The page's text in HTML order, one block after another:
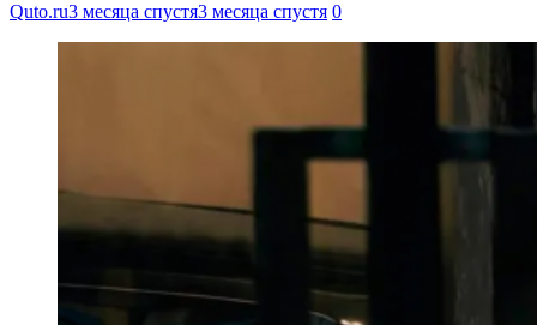
Quto.ru3 месяца спустя3 месяца спустя 0